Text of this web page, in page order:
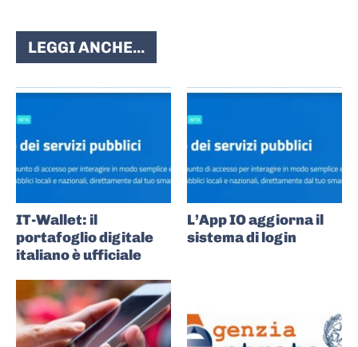
LEGGI ANCHE...
IT-Wallet: il
portafoglio digitale
italiano è ufficiale
L’App IO aggiorna il
sistema di login